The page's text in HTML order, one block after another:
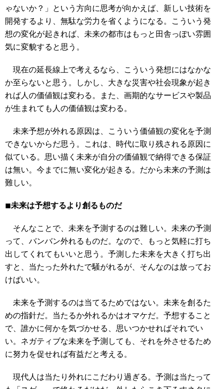
ゃないか？」という方向に思考が向かえば、新しい技術を
開発するより、無駄な労力を省くようになる。こういう発
想の変化が起きれば、未来の都市はもっと田舎っぽい雰囲
気に変貌すると思う。
現在の延長線上で考えるなら、こういう発想にはなかな
か至らないと思う。しかし、大きな災害や社会現象が起き
れば人の価値観は変わる。また、画期的なサービスや製品
が生まれても人の価値観は変わる。
未来予想が外れる原因は、こういう価値観の変化を予測
できないからだ思う。これは、時代に取り残される原因に
似ている。思い描く未来が自分の価値観で納得できる保証
は無い。今までに無い変化が起きる。だから未来の予測は
難しい。
◾︎未来は予想するより創るものだ
そんなことで、未来を予測するのは難しい。未来の予測
って、バンバン外れるものだ。なので、もっと気軽に打ち
出してくれてもいいと思う。予測した未来を大きく打ち出
すと、当たった外れたで騒がれるが、そんなのは放ってお
けばいい。
未来を予測するのは当てるためではない。未来を創るた
めの指針だ。当たるか外れるかはオマケだ。予想すること
で、誰かに何かを気づかせる、思いつかせればそれでい
い。ネガティブな未来を予測しても、それを外させるため
に努力を促せれば有益だと考える。
現代人は当たり外れにこだわり過ぎる。予測は当たって